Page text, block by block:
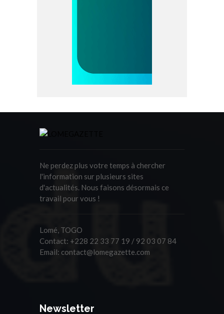
Ne perdez plus votre temps à chercher
l'information sur plusieurs sites
d'actualités. Nous faisons désormais ce
travail pour vous !
Lomé, TOGO
Contact: +228 22 33 77 19 / 92 03 07 84
Email: contact@lomegazette.com
Newsletter